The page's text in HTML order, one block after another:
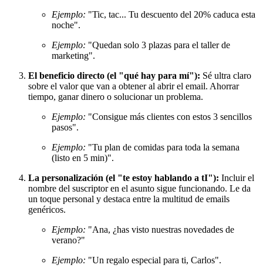
Ejemplo: "Tic, tac... Tu descuento del 20% caduca esta
noche".
Ejemplo: "Quedan solo 3 plazas para el taller de
marketing".
El beneficio directo (el "qué hay para mí"): Sé ultra claro
sobre el valor que van a obtener al abrir el email. Ahorrar
tiempo, ganar dinero o solucionar un problema.
Ejemplo: "Consigue más clientes con estos 3 sencillos
pasos".
Ejemplo: "Tu plan de comidas para toda la semana
(listo en 5 min)".
La personalización (el "te estoy hablando a tI"): Incluir el
nombre del suscriptor en el asunto sigue funcionando. Le da
un toque personal y destaca entre la multitud de emails
genéricos.
Ejemplo: "Ana, ¿has visto nuestras novedades de
verano?"
Ejemplo: "Un regalo especial para ti, Carlos".